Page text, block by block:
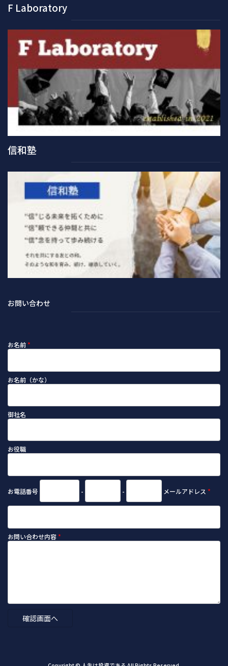
F Laboratory
信和塾
お問い合わせ
お名前*
お名前（かな）
御社名
お役職
お電話番号 - - メールアドレス *
お問い合わせ内容*